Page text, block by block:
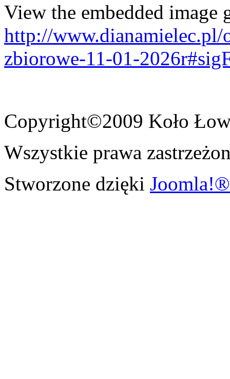
View the embedded image
http://
zbiorowe-11-01-
Copyright©2009 Koło
Wszystkie prawa
Stworzone dzięki Joomla!®